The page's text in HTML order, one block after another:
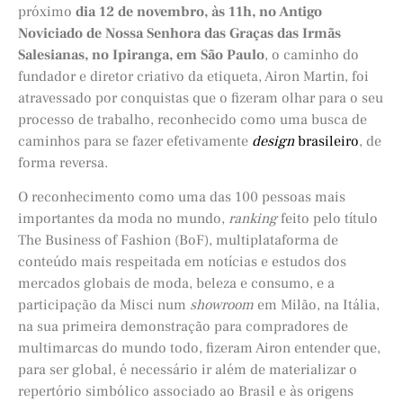
próximo dia 12 de novembro, às 11h, no Antigo
Noviciado de Nossa Senhora das Graças das Irmãs
Salesianas, no Ipiranga, em São Paulo, o caminho do
fundador e diretor criativo da etiqueta, Airon Martin, foi
atravessado por conquistas que o fizeram olhar para o seu
processo de trabalho, reconhecido como uma busca de
caminhos para se fazer efetivamente designbrasileiro, de
forma reversa.
O reconhecimento como uma das 100 pessoas mais
importantes da moda no mundo, rankingfeito pelo título
The Business of Fashion (BoF), multiplataforma de
conteúdo mais respeitada em notícias e estudos dos
mercados globais de moda, beleza e consumo, e a
participação da Misci num showroom em Milão, na Itália,
na sua primeira demonstração para compradores de
multimarcas do mundo todo, fizeram Airon entender que,
para ser global, é necessário ir além de materializar o
repertório simbólico associado ao Brasil e às origens